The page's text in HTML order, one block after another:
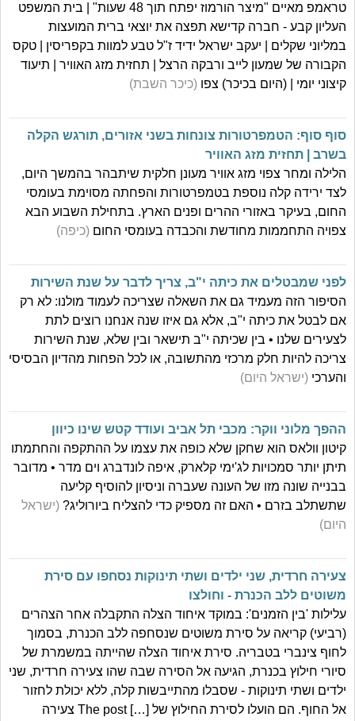
טראמפ מאיים "מיצר הורמוז יפתח תוך 48 שעות" | בית המשפט
העליון קבע - חברה קדישא תפצה את יוצאי ברית המועצות
במליוני שקלים | יעקב ישראל ידיד ז"ל טבע למוות בקפריסין | טקס
הקבורה של שמעון לייב ורבקה הרצל | תחזית מזג האוויר | תיעוד
קיצוני יומי | (היום בכיכר) צפו (כיכר השבת)
סוף סוף: הטמפרטורות צונחות בשני אזורים, תורגש הקלה
בשרב | תחזית מזג האוויר
הלילה ומחר צפוי מזג אוויר מעונן חלקית שיתבהר בהמשך היום,
לצד ירידה קלה נוספת בטמפרטורות והפחתה מסוימת בעומסי
החום, בעיקר באזורי ההרים ופנים הארץ. בתחילת השבוע הבא
צפויה התחממות מחודשת והכבדה בעומסי החום (כיפה)
לפני שמבטלים את כיתה י"ב, צריך לדבר על שנת השירות
הסיפור הזה מעמיד גם את השאלה שצריכה לעמוד מולנו: לא רק
אם לבטל את כיתה י"ב, אלא גם איזו שנה אנחנו רוצים לתת
לצעירים שלנו • בין שכיתה י"ב תישאר ובין שלא, שנת השירות
צריכה להיות חלק מרכזי מהתשובה, או לכל הפחות מהדיון הבסיסי
והערכי (ישראל היום)
ההפך מלוני ווקר: מכבי תל אביב ועודד קטש שינו כיוון
קיטון וולאס הוא שחקן שלא כופה את עצמו על ההתקפה והחתמתו
תיתן יותר סמכויות לג'ימי קלארק, איפה לונדברג וים מדר • מדובר
בבנייה שונה מזו של העונה שעברה וניסיון להוסיף קליעה
שתשתלב בזרם • האם זה מספיק כדי להצליח ביורוליג? (ישראל
היום)
צעירה חרדית, שני ילדים ושתי תינוקות נסחפו עם סירת
משוטים ללב הכנרת - וחולצו
עלילות 'בין הזמנים': במוקד איחוד הצלה התקבלה אחר הצהרים
(רביעי) קריאה על סירת משוטים שנסחפה ללב הכנרת, בסמוך
לחוף צינברי בטבריה. סירת איחוד הצלה שהייתה במשמרת של
סיורי חילוץ בכנרת, הגיעה אל הסירה שבה שהו צעירה חרדית, שני
ילדים ושתי תינוקות - שסבלו מהתייבשות קלה, ללא יכולת לחזור
אל החוף. הם הועלו לסירת החילוץ של […] The post צעירה